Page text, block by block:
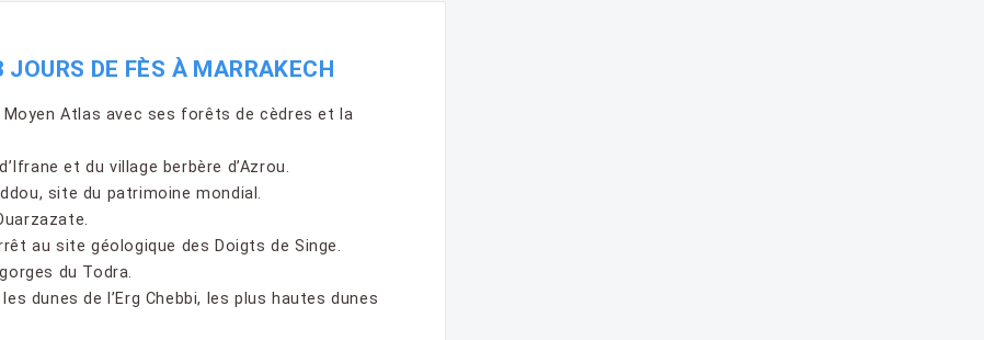
DE FÈS À MARRAKECH
Atlas avec ses forêts de cèdres et la
et du village berbère d’Azrou.
site du patrimoine mondial.
au site géologique des Doigts de Singe.
du Todra.
dunes de l’Erg Chebbi, les plus hautes dunes